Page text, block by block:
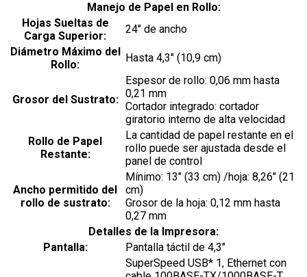
Manejo de Papel en Rollo:
Hojas Sueltas de
Carga Superior:
24″ de ancho
Diámetro Máximo del
Rollo:
Hasta 4,3″ (10,9 cm)
Grosor del Sustrato:
Espesor de rollo: 0,06 mm hasta
0,21 mm
Cortador integrado: cortador
giratorio interno de alta velocidad
Rollo de Papel
Restante:
La cantidad de papel restante en el
rollo puede ser ajustada desde el
panel de control
Ancho permitido del
rollo de sustrato:
Mínimo: 13″ (33 cm) /hoja: 8,26″ (21
cm)
Grosor de la hoja: 0,12 mm hasta
0,27 mm
Detalles de la Impresora:
Pantalla:
Pantalla táctil de 4,3″
SuperSpeed USB* 1, Ethernet con